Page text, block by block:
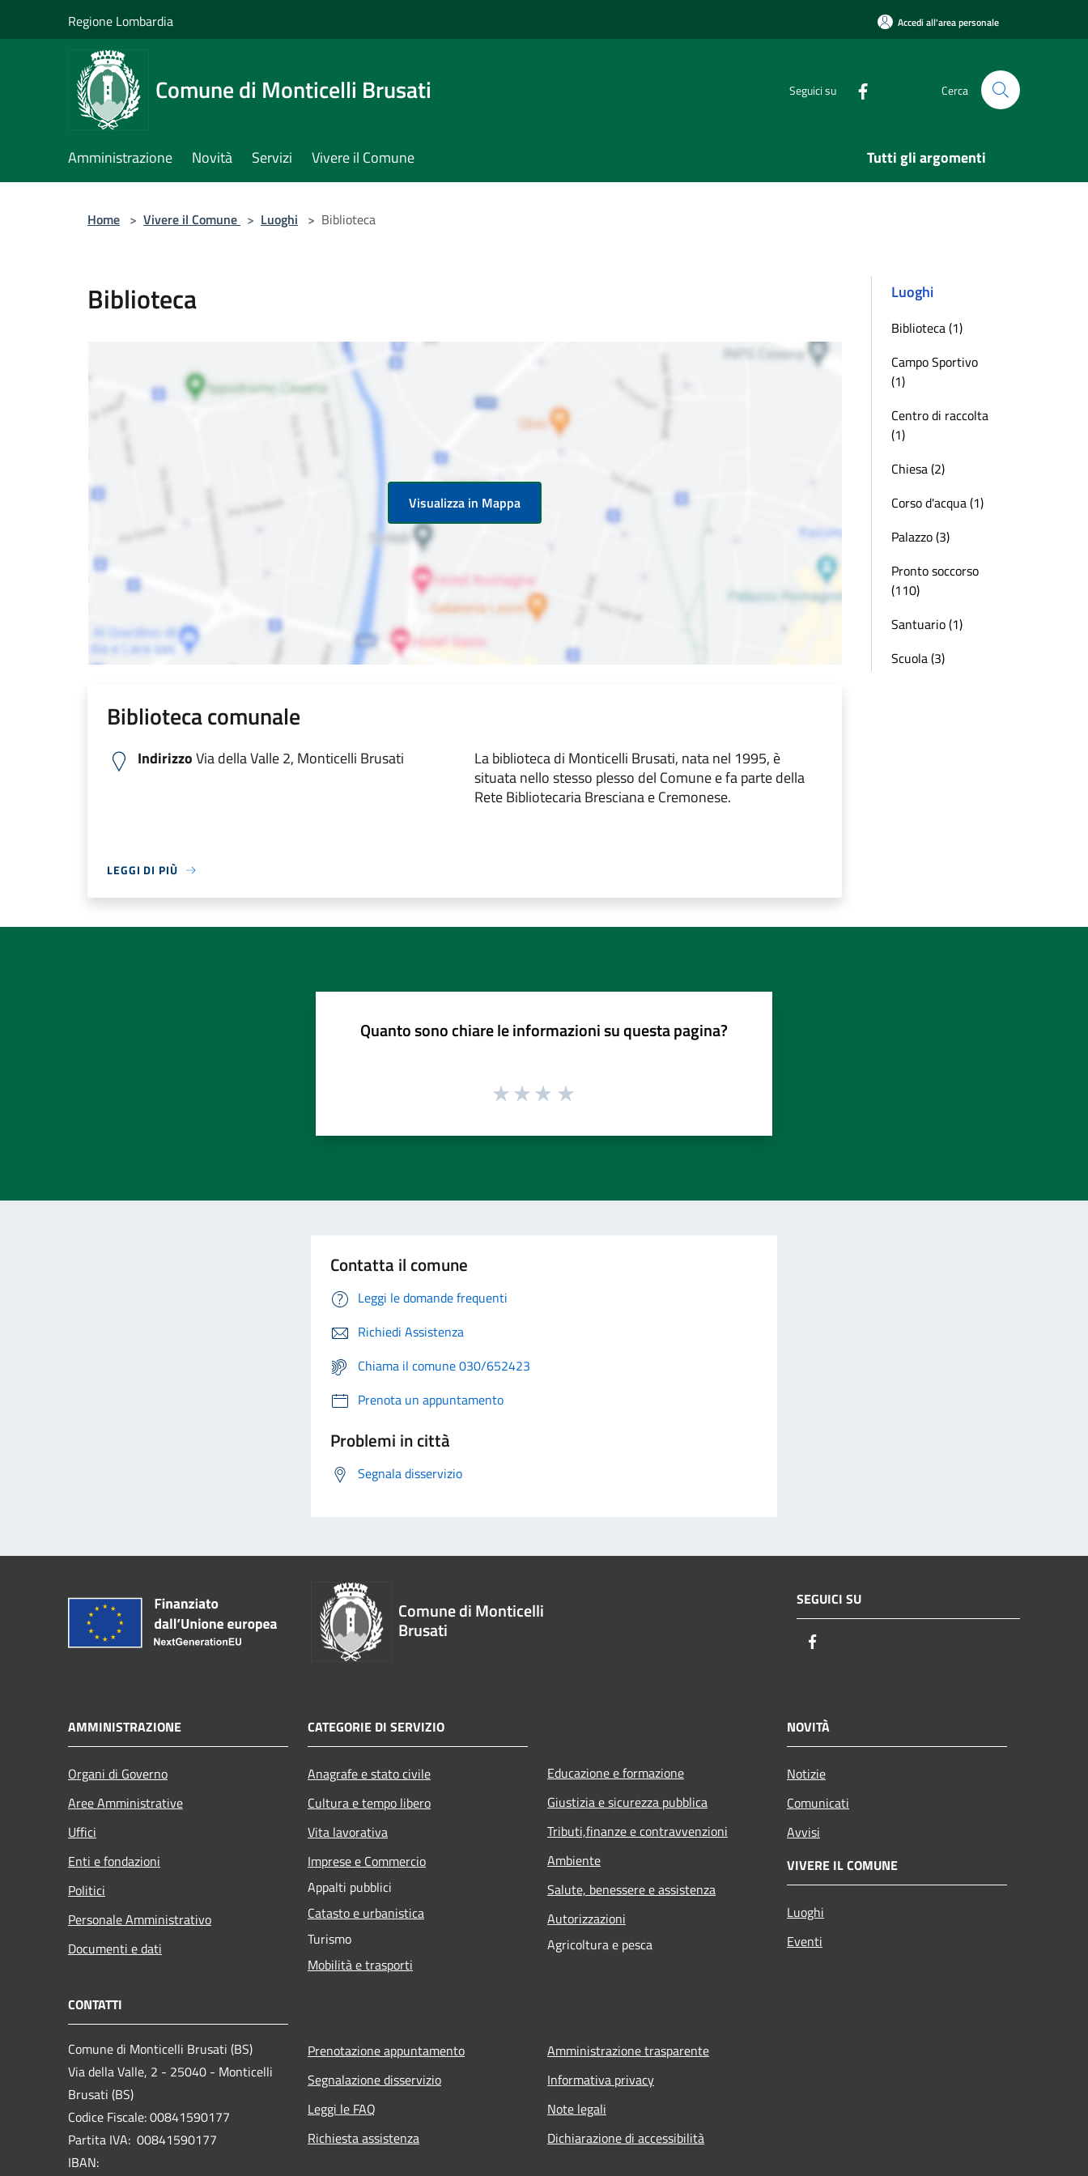
Regione Lombardia Accedi all'area personale
Comune di Monticelli Brusati Seguici su Cerca
Amministrazione Novità Servizi Vivere il Comune Tutti gli argomenti
Home > Vivere il Comune > Luoghi > Biblioteca
Biblioteca
Visualizza in Mappa
Biblioteca comunale
IndirizzoVia della Valle 2, Monticelli Brusati
La biblioteca di Monticelli Brusati, nata nel 1995, è
situata nello stesso plesso del Comune e fa parte della
Rete Bibliotecaria Bresciana e Cremonese.
LEGGI DI PIÙ
Luoghi
Biblioteca (1)
Campo Sportivo
(1)
Centro di raccolta
(1)
Chiesa (2)
Corso d'acqua (1)
Palazzo (3)
Pronto soccorso
(110)
Santuario (1)
Scuola (3)
Quanto sono chiare le informazioni su questa pagina?
Contatta il comune
Leggi le domande frequenti
Richiedi Assistenza
Chiama il comune 030/652423
Prenota un appuntamento
Problemi in città
Segnala disservizio
Comune di Monticelli
Brusati
SEGUICI SU
AMMINISTRAZIONE
Organi di Governo
Aree Amministrative
Uffici
Enti e fondazioni
Politici
Personale Amministrativo
Documenti e dati
CATEGORIE DI SERVIZIO
Anagrafe e stato civile
Cultura e tempo libero
Vita lavorativa
Imprese e Commercio
Appalti pubblici
Catasto e urbanistica
Turismo
Mobilità e trasporti
Educazione e formazione
Giustizia e sicurezza pubblica
Tributi,finanze e contravvenzioni
Ambiente
Salute, benessere e assistenza
Autorizzazioni
Agricoltura e pesca
NOVITÀ
Notizie
Comunicati
Avvisi
VIVERE IL COMUNE
Luoghi
Eventi
CONTATTI
Comune di Monticelli Brusati (BS)
Via della Valle, 2 - 25040 - Monticelli
Brusati (BS)
Codice Fiscale: 00841590177
Partita IVA: 00841590177
IBAN:
Prenotazione appuntamento
Segnalazione disservizio
Leggi le FAQ
Richiesta assistenza
Amministrazione trasparente
Informativa privacy
Note legali
Dichiarazione di accessibilità